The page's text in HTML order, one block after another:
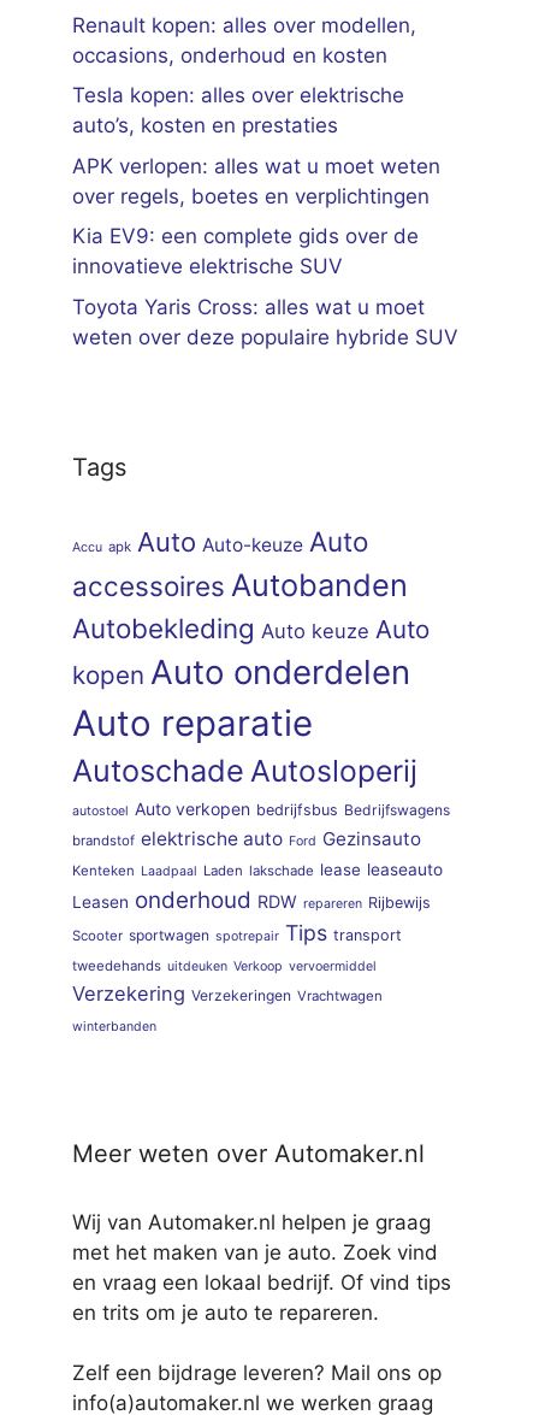
Renault kopen: alles over modellen,
occasions, onderhoud en kosten
Tesla kopen: alles over elektrische
auto’s, kosten en prestaties
APK verlopen: alles wat u moet weten
over regels, boetes en verplichtingen
Kia EV9: een complete gids over de
innovatieve elektrische SUV
Toyota Yaris Cross: alles wat u moet
weten over deze populaire hybride SUV
Tags
Accu apk Auto Auto-keuze Auto
accessoires Autobanden
Autobekleding Auto keuze Auto
kopen Auto onderdelen
Auto reparatie
Autoschade Autosloperij
autostoel Auto verkopen bedrijfsbus Bedrijfswagens
brandstof elektrische auto Ford Gezinsauto
Kenteken Laadpaal Laden lakschade lease leaseauto
Leasen onderhoud RDW repareren Rijbewijs
Scooter sportwagen spotrepair Tips transport
tweedehands uitdeuken Verkoop vervoermiddel
Verzekering Verzekeringen Vrachtwagen
winterbanden
Meer weten over Automaker.nl
Wij van Automaker.nl helpen je graag
met het maken van je auto. Zoek vind
en vraag een lokaal bedrijf. Of vind tips
en trits om je auto te repareren.
Zelf een bijdrage leveren? Mail ons op
info(a)automaker.nl we werken graag